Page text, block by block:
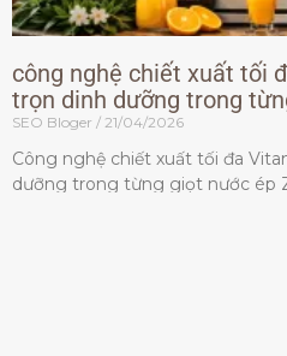
công nghệ chiết xuất tối
trọn dinh dưỡng trong
SEO Bloger 21/04/2026
Công nghệ chiết xuất tối đa
dưỡng trong từng giọt nước ép